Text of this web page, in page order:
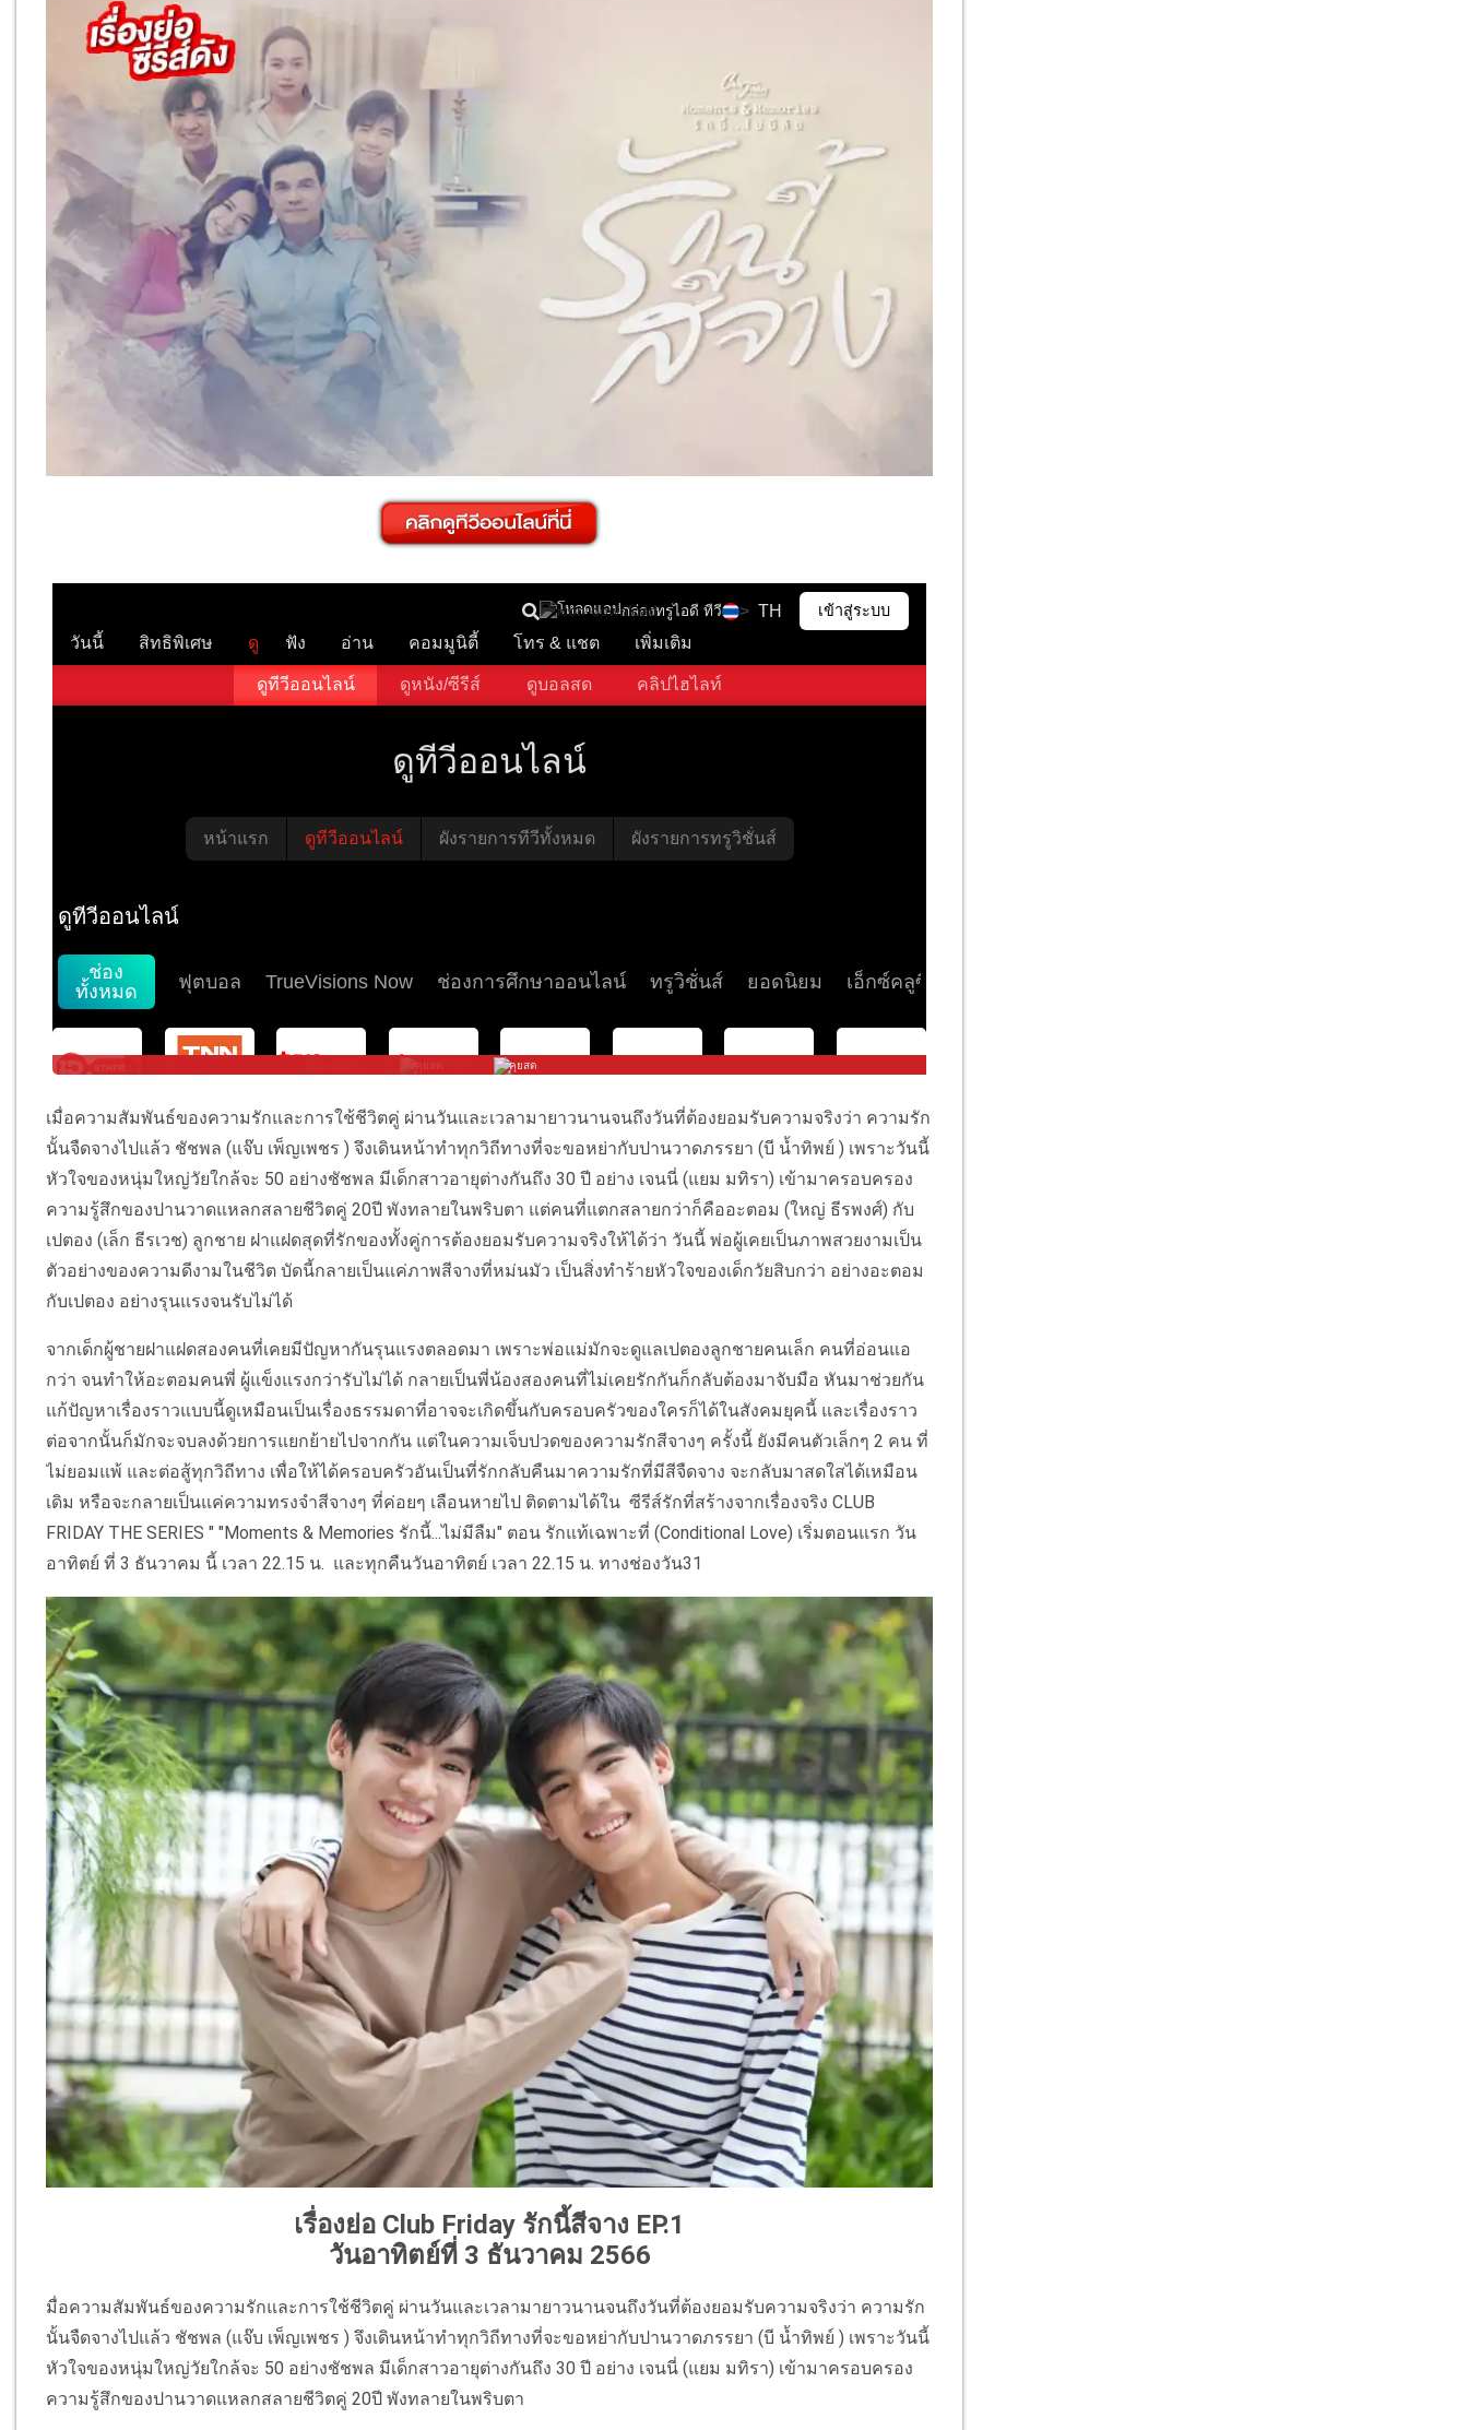
เมื่อความสัมพันธ์ของความรักและการใช้ชีวิตคู่ ผ่านวันและเวลามายาวนานจนถึงวันที่ต้องยอมรับความจริงว่า ความรัก
นั้นจืดจางไปแล้ว ชัชพล (แจ๊บ เพ็ญเพชร ) จึงเดินหน้าทำทุกวิถีทางที่จะขอหย่ากับปานวาดภรรยา (บี น้ำทิพย์ ) เพราะวันนี้
หัวใจของหนุ่มใหญ่วัยใกล้จะ 50 อย่างชัชพล มีเด็กสาวอายุต่างกันถึง 30 ปี อย่าง เจนนี่ (แยม มทิรา) เข้ามาครอบครอง
ความรู้สึกของปานวาดแหลกสลายชีวิตคู่ 20ปี พังทลายในพริบตา แต่คนที่แตกสลายกว่าก็คืออะตอม (ใหญ่ ธีรพงศ์) กับ
เปตอง (เล็ก ธีรเวช) ลูกชาย ฝาแฝดสุดที่รักของทั้งคู่การต้องยอมรับความจริงให้ได้ว่า วันนี้ พ่อผู้เคยเป็นภาพสวยงามเป็น
ตัวอย่างของความดีงามในชีวิต บัดนี้กลายเป็นแค่ภาพสีจางที่หม่นมัว เป็นสิ่งทำร้ายหัวใจของเด็กวัยสิบกว่า อย่างอะตอม
กับเปตอง อย่างรุนแรงจนรับไม่ได้
จากเด็กผู้ชายฝาแฝดสองคนที่เคยมีปัญหากันรุนแรงตลอดมา เพราะพ่อแม่มักจะดูแลเปตองลูกชายคนเล็ก คนที่อ่อนแอ
กว่า จนทำให้อะตอมคนพี่ ผู้แข็งแรงกว่ารับไม่ได้ กลายเป็นพี่น้องสองคนที่ไม่เคยรักกันก็กลับต้องมาจับมือ หันมาช่วยกัน
แก้ปัญหาเรื่องราวแบบนี้ดูเหมือนเป็นเรื่องธรรมดาที่อาจจะเกิดขึ้นกับครอบครัวของใครก็ได้ในสังคมยุคนี้ และเรื่องราว
ต่อจากนั้นก็มักจะจบลงด้วยการแยกย้ายไปจากกัน แต่ในความเจ็บปวดของความรักสีจางๆ ครั้งนี้ ยังมีคนตัวเล็กๆ 2 คน ที่
ไม่ยอมแพ้ และต่อสู้ทุกวิถีทาง เพื่อให้ได้ครอบครัวอันเป็นที่รักกลับคืนมาความรักที่มีสีจืดจาง จะกลับมาสดใสได้เหมือน
เดิม หรือจะกลายเป็นแค่ความทรงจำสีจางๆ ที่ค่อยๆ เลือนหายไป ติดตามได้ใน ซีรีส์รักที่สร้างจากเรื่องจริง CLUB
FRIDAY THE SERIES " "Moments & Memories รักนี้...ไม่มีลืม" ตอน รักแท้เฉพาะที่ (Conditional Love) เริ่มตอนแรก วัน
อาทิตย์ ที่ 3 ธันวาคม นี้ เวลา 22.15 น. และทุกคืนวันอาทิตย์ เวลา 22.15 น. ทางช่องวัน31
เรื่องย่อ Club Friday รักนี้สีจาง EP.1
วันอาทิตย์ที่ 3 ธันวาคม 2566
มื่อความสัมพันธ์ของความรักและการใช้ชีวิตคู่ ผ่านวันและเวลามายาวนานจนถึงวันที่ต้องยอมรับความจริงว่า ความรัก
นั้นจืดจางไปแล้ว ชัชพล (แจ๊บ เพ็ญเพชร ) จึงเดินหน้าทำทุกวิถีทางที่จะขอหย่ากับปานวาดภรรยา (บี น้ำทิพย์ ) เพราะวันนี้
หัวใจของหนุ่มใหญ่วัยใกล้จะ 50 อย่างชัชพล มีเด็กสาวอายุต่างกันถึง 30 ปี อย่าง เจนนี่ (แยม มทิรา) เข้ามาครอบครอง
ความรู้สึกของปานวาดแหลกสลายชีวิตคู่ 20ปี พังทลายในพริบตา